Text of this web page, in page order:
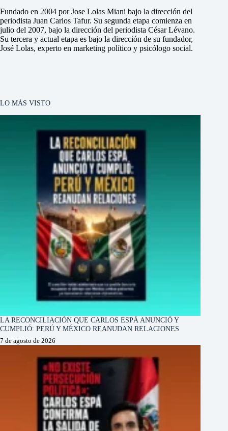
Fundado en 2004 por Jose Lolas Miani bajo la dirección del
periodista Juan Carlos Tafur. Su segunda etapa comienza en
julio del 2007, bajo la dirección del periodista César Lévano.
Su tercera y actual etapa es bajo la dirección de su fundador,
José Lolas, experto en marketing político y psicólogo social.
LO MÁS VISTO
LA RECONCILIACIÓN QUE CARLOS ESPÁ ANUNCIÓ Y
CUMPLIÓ: PERÚ Y MÉXICO REANUDAN RELACIONES
7 de agosto de 2026